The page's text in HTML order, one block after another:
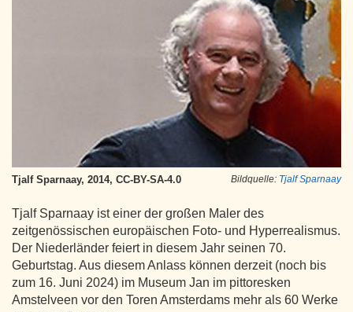
Bildquelle: Tjalf Sparnaay
Tjalf Sparnaay, 2014, CC-BY-SA-4.0
Tjalf Sparnaay ist einer der großen Maler des
zeitgenössischen europäischen Foto- und Hyperrealismus.
Der Niederländer feiert in diesem Jahr seinen 70.
Geburtstag. Aus diesem Anlass können derzeit (noch bis
zum 16. Juni 2024) im Museum Jan im pittoresken
Amstelveen vor den Toren Amsterdams mehr als 60 Werke